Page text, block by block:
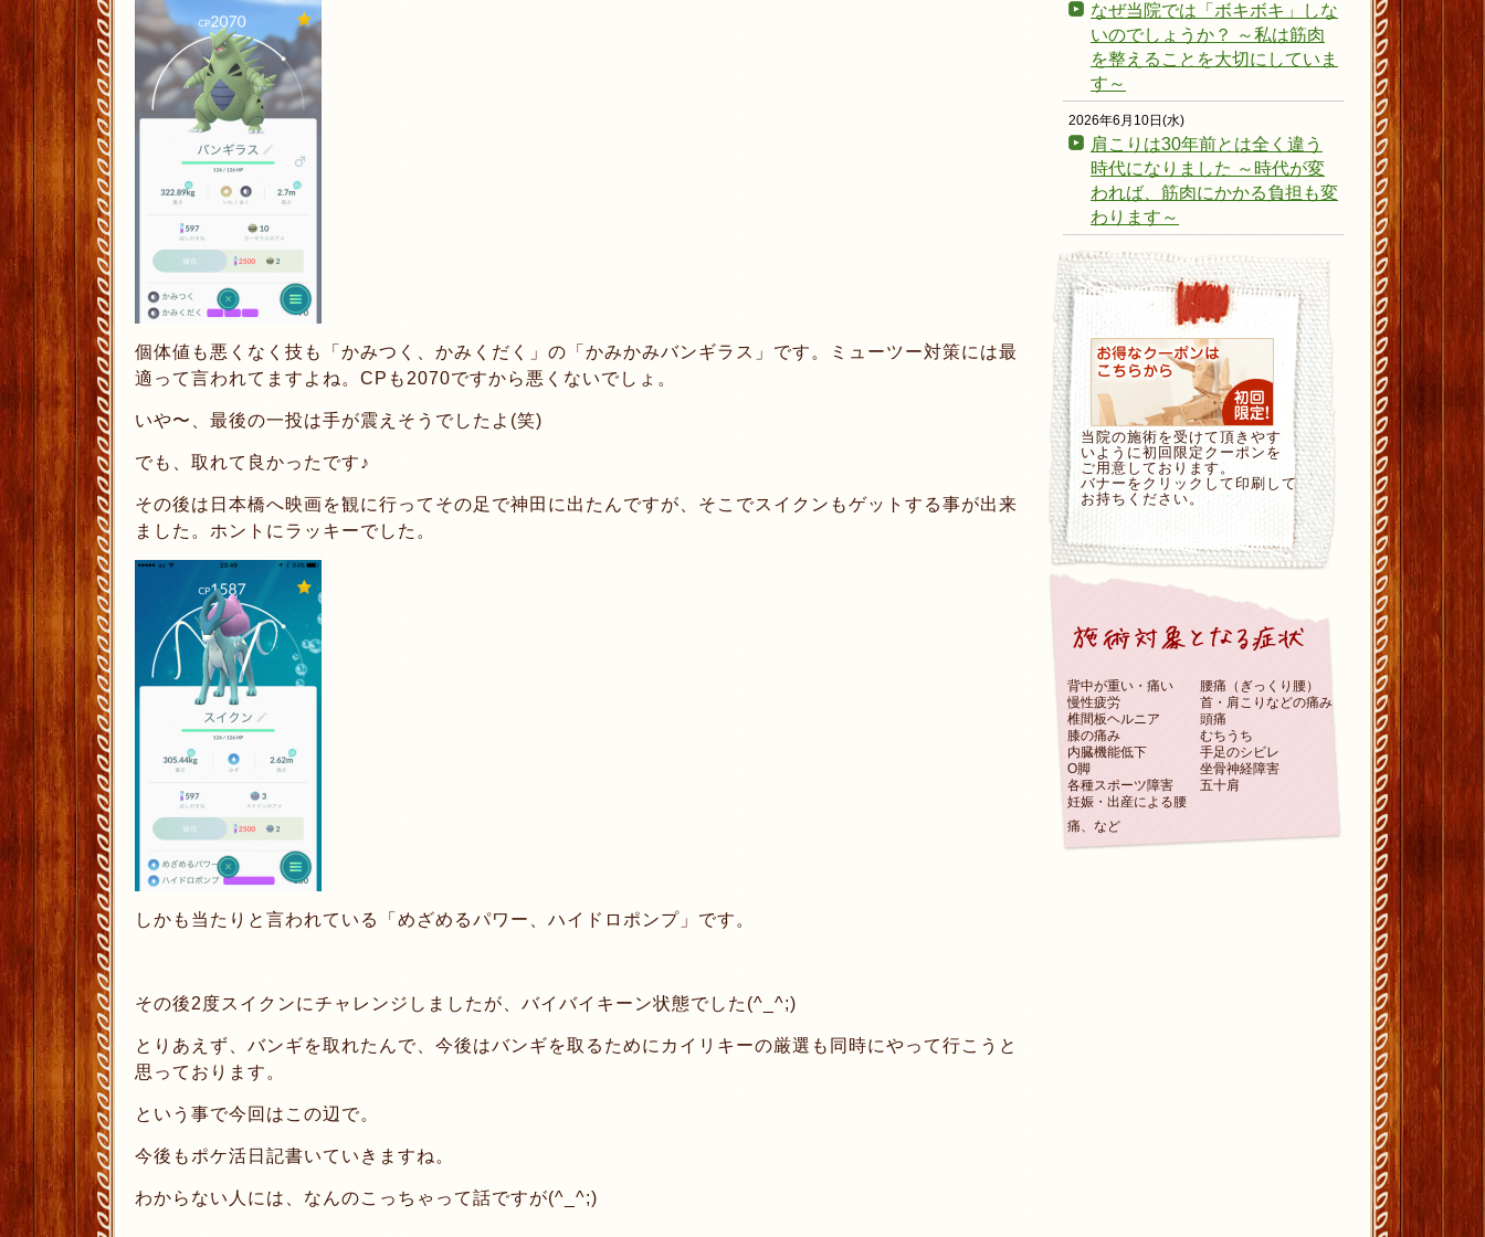
個体値も悪くなく技も「かみつく、かみくだく」の「かみかみバンギラス」です。ミューツー対策には最
適って言われてますよね。CPも2070ですから悪くないでしょ。
いや〜、最後の一投は手が震えそうでしたよ(笑)
でも、取れて良かったです♪
その後は日本橋へ映画を観に行ってその足で神田に出たんですが、そこでスイクンもゲットする事が出来
ました。ホントにラッキーでした。
しかも当たりと言われている「めざめるパワー、ハイドロポンプ」です。
その後2度スイクンにチャレンジしましたが、バイバイキーン状態でした(^_^;)
とりあえず、バンギを取れたんで、今後はバンギを取るためにカイリキーの厳選も同時にやって行こうと
思っております。
という事で今回はこの辺で。
今後もポケ活日記書いていきますね。
わからない人には、なんのこっちゃって話ですが(^_^;)
なぜ当院では「ボキボキ」しな
いのでしょうか？ ～私は筋肉
を整えることを大切にしていま
す～
2026年6月10日(水)
肩こりは30年前とは全く違う
時代になりました ～時代が変
われば、筋肉にかかる負担も変
わります～
当院の施術を受けて頂きやす
いように初回限定クーポンを
ご用意しております。
バナーをクリックして印刷して
お持ちください。
背中が重い・痛い
腰痛（ぎっくり腰）
慢性疲労
首・肩こりなどの痛み
椎間板ヘルニア
頭痛
膝の痛み
むちうち
内臓機能低下
手足のシビレ
O脚
坐骨神経障害
各種スポーツ障害
五十肩
妊娠・出産による腰
痛、など